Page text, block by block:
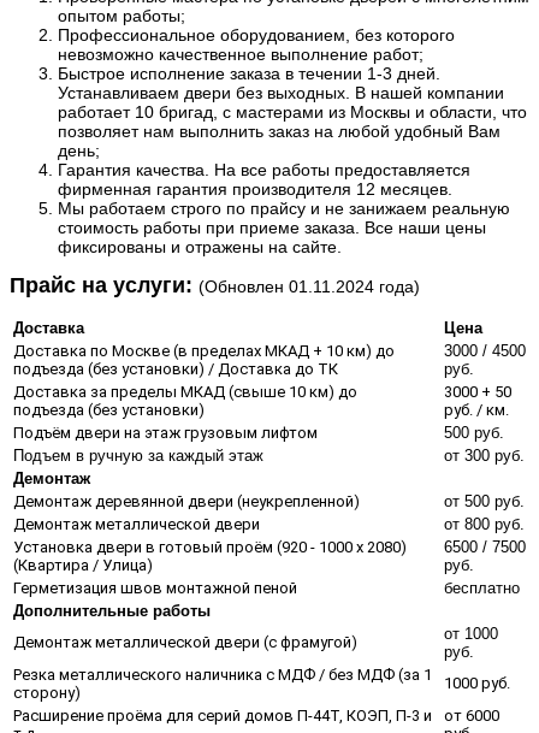
опытом работы;
Профессиональное оборудованием, без которого
невозможно качественное выполнение работ;
Быстрое исполнение заказа в течении 1-3 дней.
Устанавливаем двери без выходных. В нашей компании
работает 10 бригад, с мастерами из Москвы и области, что
позволяет нам выполнить заказ на любой удобный Вам
день;
Гарантия качества. На все работы предоставляется
фирменная гарантия производителя 12 месяцев.
Мы работаем строго по прайсу и не занижаем реальную
стоимость работы при приеме заказа. Все наши цены
фиксированы и отражены на сайте.
​Прайс на услуги: (Обновлен 01.11.2024 года)
Доставка
Цена
Доставка по Москве (в пределах МКАД + 10 км) до
подъезда (без установки) / Доставка до ТК
3000 / 4500
руб.
Доставка за пределы МКАД (свыше 10 км) до
подъезда (без установки)
3000 + 50
руб. / км.
Подъём двери на этаж грузовым лифтом
500 руб.
Подъем в ручную за каждый этаж
от 300 руб.
Демонтаж
Демонтаж деревянной двери (неукрепленной)
от 500 руб.
Демонтаж металлической двери
от 800 руб.
Установка двери в готовый проём (920 - 1000 х 2080)
(Квартира / Улица)
6500 / 7500
руб.
Герметизация швов монтажной пеной
бесплатно
Дополнительные работы
Демонтаж металлической двери (с фрамугой)
от 1000
руб.
Резка металлического наличника с МДФ / без МДФ (за 1
сторону)
1000 руб.
Расширение проёма для серий домов П-44Т, КОЭП, П-3 и
от 6000